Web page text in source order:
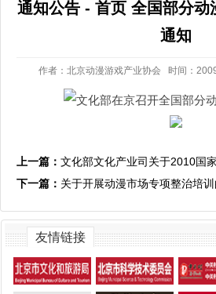
通知公告 - 首页 全国部分动
通知
作者：北京动漫游戏产业协会 时间：
上一篇： 文化部文化产业司关于2010国
（动漫市场方向）招生通知
下一篇： 关于开展动漫市场专项整治培
友情链接